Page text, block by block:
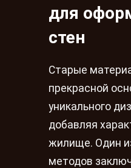
для
стен
Старые
прекрасной
уникального
добавляя
жилище. Один
методов